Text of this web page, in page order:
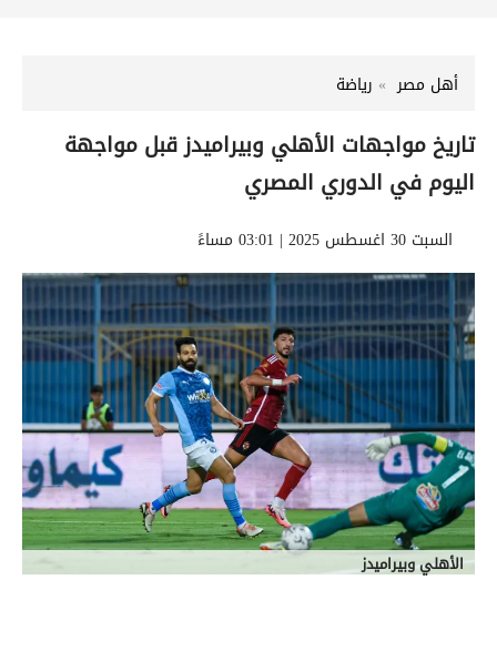
أهل مصر رياضة
تاريخ مواجهات الأهلي وبيراميدز قبل مواجهة
اليوم في الدوري المصري
السبت 30 اغسطس 2025 | 03:01 مساءً
الأهلي وبيراميدز